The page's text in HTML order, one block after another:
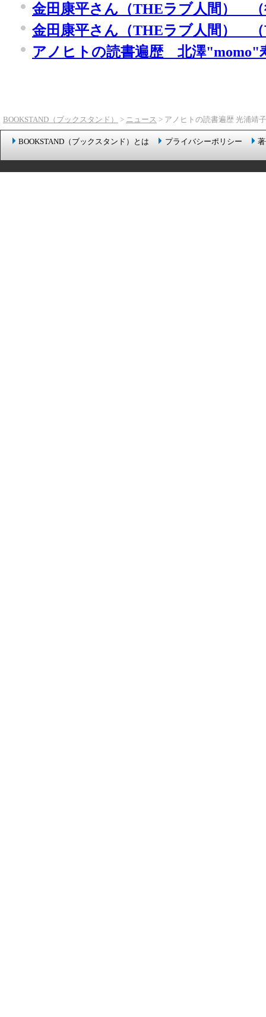
金田康平さん（THEラブ人間） （
金田康平さん（THEラブ人間） （
アノヒトの読書遍歴 北澤"momo"
BOOKSTAND（ブックスタンド） > ニュース > アノヒトの読書遍歴 光浦靖
BOOKSTAND（ブックスタンド）とは プライバシーポリシー